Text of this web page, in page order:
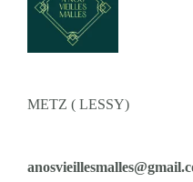
METZ ( LESSY)